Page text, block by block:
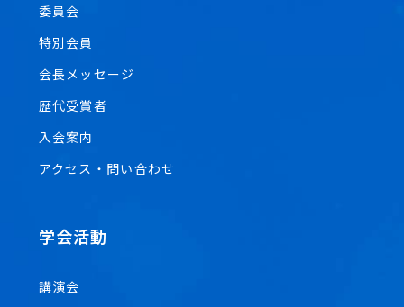
委員会
特別会員
会長メッセージ
歴代受賞者
入会案内
アクセス・問い合わせ
学会活動
講演会